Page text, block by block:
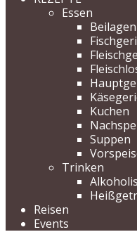
Essen
Beilagen
Kuchen
Suppen
Trinken
Reisen
Events